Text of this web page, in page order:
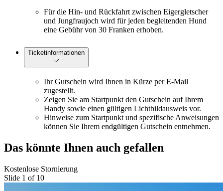
Für die Hin- und Rückfahrt zwischen Eigergletscher
und Jungfraujoch wird für jeden begleitenden Hund
eine Gebühr von 30 Franken erhoben.
Ticketinformationen
Ihr Gutschein wird Ihnen in Kürze per E-Mail
zugestellt.
Zeigen Sie am Startpunkt den Gutschein auf Ihrem
Handy sowie einen gültigen Lichtbildausweis vor.
Hinweise zum Startpunkt und spezifische Anweisungen
können Sie Ihrem endgültigen Gutschein entnehmen.
Das könnte Ihnen auch gefallen
Kostenlose Stornierung
Slide 1 of 10